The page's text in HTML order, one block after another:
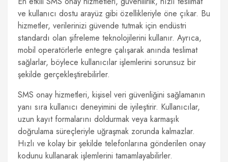
ve kullanıcı dostu arayüz gibi özellikleriyle öne çıkar. Bu
hizmetler, verilerinizi güvende tutmak için endüstri
standardı olan şifreleme teknolojilerini kullanır. Ayrıca,
mobil operatörlerle entegre çalışarak anında teslimat
sağlarlar, böylece kullanıcılar işlemlerini sorunsuz bir
şekilde gerçekleştirebilirler.
SMS onay hizmetleri, kişisel veri güvenliğini sağlamanın
yanı sıra kullanıcı deneyimini de iyileştirir. Kullanıcılar,
uzun kayıt formalarını doldurmak veya karmaşık
doğrulama süreçleriyle uğraşmak zorunda kalmazlar.
Hızlı ve kolay bir şekilde telefonlarına gönderilen onay
kodunu kullanarak işlemlerini tamamlayabilirler.